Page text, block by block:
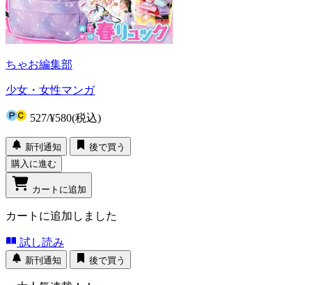
ちゃお編集部
少女・女性マンガ
527/¥580(税込)
新刊通知
後で買う
購入に進む
カートに追加
カートに追加しました
試し読み
新刊通知 後で買う